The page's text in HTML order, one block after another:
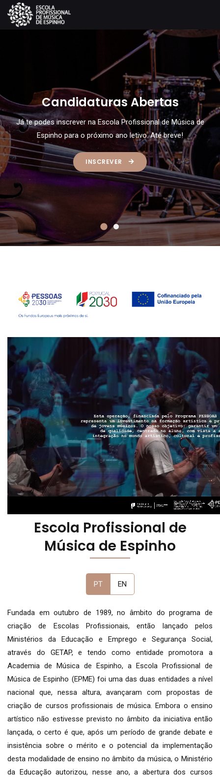
de
Digital Concert Hall
Se és um dos novos alunos, fica a saber que tens
ilimitado à plataforma Digital Concert Hall da
Filarmónica de Berlim. Queres saber como? Nós
tudo.
COMO ADERIR?
Escola Profissional de
Música de Espinho
PT EN
Fundada em outubro de 1989, no âmbito do programa de
criação de Escolas Profissionais, então lançado pelos
Ministérios da Educação e Emprego e Segurança Social,
através do GETAP, e tendo como entidade promotora a
Academia de Música de Espinho, a Escola Profissional de
Música de Espinho (EPME) foi uma das duas entidades a nível
nacional que, nessa altura, avançaram com propostas de
criação de cursos profissionais de música. Embora o ensino
artístico não estivesse previsto no âmbito da iniciativa então
lançada, o certo é que, após um período de grande debate e
insistência sobre o mérito e o potencial da implementação
desta modalidade de ensino no âmbito da música, o Ministério
da Educação autorizou, nesse ano, a abertura dos cursos